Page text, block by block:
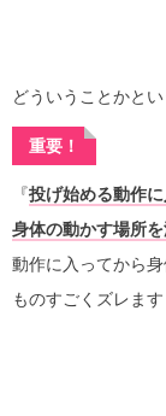
どういうことかと
重要！
『投げ始める動作に
身体の動かす場所を
動作に入ってから
ものすごくズレます